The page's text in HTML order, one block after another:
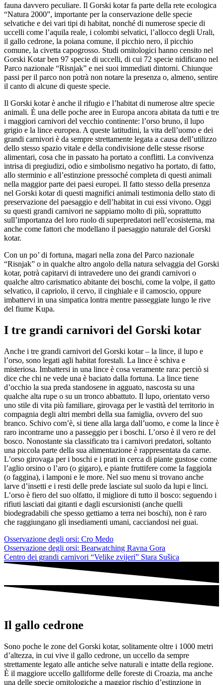
fauna davvero peculiare. Il Gorski kotar fa parte della rete ecologica
“Natura 2000”, importante per la conservazione delle specie
selvatiche e dei vari tipi di habitat, nonché di numerose specie di
uccelli come l’aquila reale, i colombi selvatici, l’allocco degli Urali,
il gallo cedrone, la poiana comune, il picchio nero, il picchio
comune, la civetta capogrosso. Studi ornitologici hanno censito nel
Gorski Kotar ben 97 specie di uccelli, di cui 72 specie nidificano nel
Parco nazionale “Risnjak” e nei suoi immediati dintorni. Chiunque
passi per il parco non potrà non notare la presenza o, almeno, sentire
il canto di alcune di queste specie.
Il Gorski kotar è anche il rifugio e l’habitat di numerose altre specie
animali. È una delle poche aree in Europa ancora abitata da tutti e tre
i maggiori carnivori del vecchio continente: l’orso bruno, il lupo
grigio e la lince europea. A queste latitudini, la vita dell’uomo e dei
grandi carnivori è da sempre strettamente legata a causa dell’utilizzo
dello stesso spazio vitale e della condivisione delle stesse risorse
alimentari, cosa che in passato ha portato a conflitti. La convivenza
intrisa di pregiudizi, odio e simbolismo negativo ha portato, di fatto,
allo sterminio e all’estinzione pressoché completa di questi animali
nella maggior parte dei paesi europei. Il fatto stesso della presenza
nel Gorski kotar di questi magnifici animali testimonia dello stato di
preservazione del paesaggio e dell’habitat in cui essi vivono. Oggi
su questi grandi carnivori ne sappiamo molto di più, soprattutto
sull’importanza del loro ruolo di superpredatori nell’ecosistema, ma
anche come fattori che modellano il paesaggio naturale del Gorski
kotar.
Con un po’ di fortuna, magari nella zona del Parco nazionale
“Risnjak” o in qualche altro angolo della natura selvaggia del Gorski
kotar, potrà capitarvi di intravedere uno dei grandi carnivori o
qualche altro carismatico abitante dei boschi, come la volpe, il gatto
selvatico, il capriolo, il cervo, il cinghiale e il camoscio, oppure
imbattervi in una simpatica lontra mentre passeggiate lungo le rive
del fiume Kupa.
I tre grandi carnivori del Gorski kotar
Anche i tre grandi carnivori del Gorski kotar – la lince, il lupo e
l’orso, sono legati agli habitat forestali. La lince è schiva e
misteriosa. Imbattersi in una lince è cosa veramente rara: perciò si
dice che chi ne vede una è baciato dalla fortuna. La lince tiene
d’occhio la sua preda standosene in agguato, nascosta su una
qualche alta rupe o su un tronco abbattuto. Il lupo, orientato verso
uno stile di vita più familiare, girovaga per le vastità del territorio in
compagnia degli altri membri della sua famiglia, ovvero del suo
branco. Schivo com’è, si tiene alla larga dall’uomo, e come la lince è
raro incontrarne uno a passeggio per i boschi. L’orso è il vero re del
bosco. Nonostante sia classificato tra i carnivori predatori, soltanto
una piccola parte della sua alimentazione è rappresentata da carne.
L’orso girovaga per i boschi e i prati in cerca di piante gustose come
l’aglio orsino o l’aro (o gigaro), e piante fruttifere come la faggiola
(o faggina), i lamponi e le more. Nel suo menu si trovano anche
larve d’insetti e i resti delle prede lasciate sul suolo da lupi e linci.
L’orso è fiero del suo olfatto, il migliore di tutto il bosco: seguendo i
rifiuti lasciati dai gitanti e dagli escursionisti (anche quelli
biodegradabili che spesso gettiamo a terra nei boschi), non è raro
che raggiungano gli insediamenti umani, cacciandosi nei guai.
Osservazione degli orsi: Cro Medo
Osservazione degli orsi: Bearwatching Ravna Gora
Centro dei grandi carnivori “Velike zvijeri” Stara Sušica
Il gallo cedrone
Sono poche le zone del Gorski kotar, solitamente oltre i 1000 metri
d’altezza, in cui vive il gallo cedrone, un uccello da sempre
strettamente legato alle antiche selve naturali e intatte della regione.
È il maggiore uccello galliforme delle foreste di Croazia, ma anche
una delle specie ornitologiche a maggior rischio d’estinzione in